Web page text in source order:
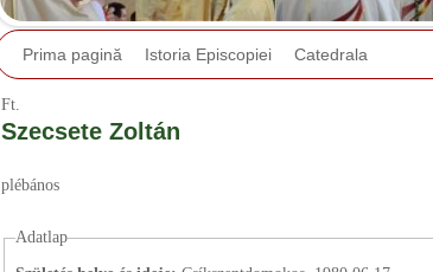
Prima pagină Istoria Episcopiei Catedrala
Ft.
Szecsete Zoltán
plébános
Adatlap